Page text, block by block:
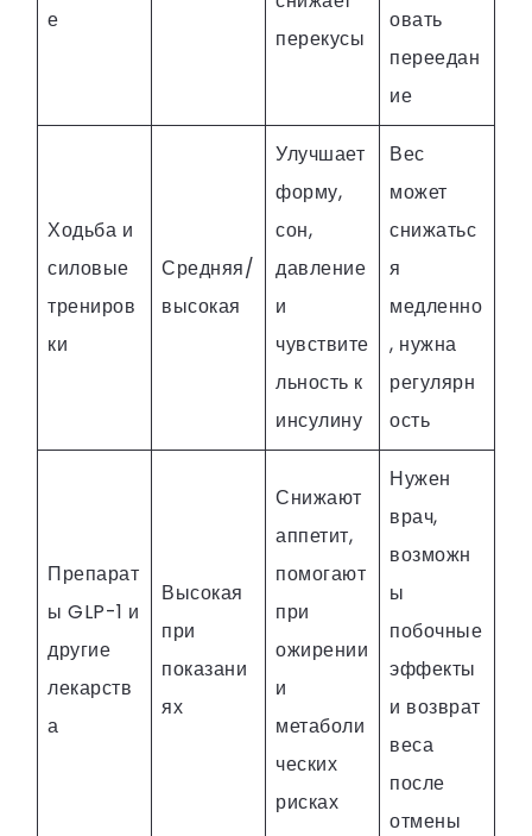
е
перекусы
овать
переедан
ие
Ходьба и
силовые
трениров
ки
Средняя/
высокая
Улучшает
форму,
сон,
давление
и
чувствите
льность к
инсулину
Вес
может
снижатьс
я
медленно
, нужна
регулярн
ость
Препарат
ы GLP-1 и
другие
лекарств
а
Высокая
при
показани
ях
Снижают
аппетит,
помогают
при
ожирении
и
метаболи
ческих
рисках
Нужен
врач,
возможн
ы
побочные
эффекты
и возврат
веса
после
отмены